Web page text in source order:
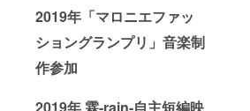
2019年「マロニエファッ
ショングランプリ」音楽制
作参加